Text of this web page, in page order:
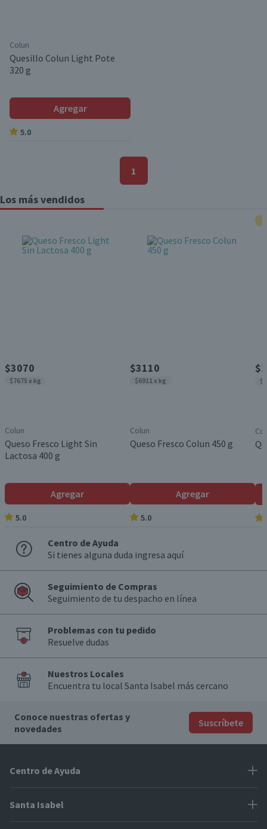
Colun
Quesillo Colun Light Pote
320 g
Agregar
5.0
1
Los más vendidos
$3070
$7675 x kg
Colun
Queso Fresco Light Sin
Lactosa 400 g
Agregar
5.0
$3110
$6911 x kg
Colun
Queso Fresco Colun 450 g
Agregar
5.0
Centro de Ayuda
Si tienes alguna duda ingresa aquí
Seguimiento de Compras
Seguimiento de tu despacho en línea
Problemas con tu pedido
Resuelve dudas
Nuestros Locales
Encuentra tu local Santa Isabel más cercano
Conoce nuestras ofertas y
novedades
Suscríbete
Centro de Ayuda
Problemas con tu pedido
Santa Isabel